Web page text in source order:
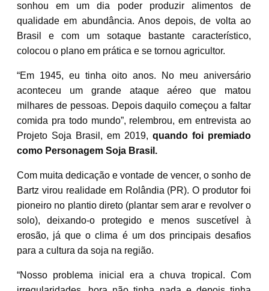
sonhou em um dia poder produzir alimentos de
qualidade em abundância. Anos depois, de volta ao
Brasil e com um sotaque bastante característico,
colocou o plano em prática e se tornou agricultor.
“Em 1945, eu tinha oito anos. No meu aniversário
aconteceu um grande ataque aéreo que matou
milhares de pessoas. Depois daquilo começou a faltar
comida pra todo mundo”, relembrou, em entrevista ao
Projeto Soja Brasil, em 2019, quando foi premiado
como Personagem Soja Brasi .
Com muita dedicação e vontade de vencer, o sonho de
Bartz virou realidade em Rolândia (PR). O produtor foi
pioneiro no plantio direto (plantar sem arar e revolver o
solo), deixando-o protegido e menos suscetível à
erosão, já que o clima é um dos principais desafios
para a cultura da soja na região.
“Nosso problema inicial era a chuva tropical. Com